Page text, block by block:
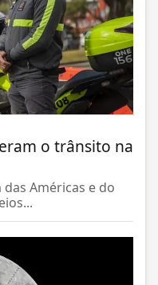
o trânsito na
Américas e do